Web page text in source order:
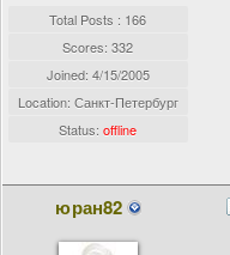
Total Posts : 166
Scores: 332
Joined: 4/15/2005
Location: Санкт-Петербург
Status:offline
юран82